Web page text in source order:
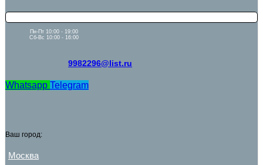
Пн-Пт 10:00 - 19:00
Сб-Вс 10:00 - 16:00
9982296@list.ru
Whatsapp Telegram
Ваш город:
Москва